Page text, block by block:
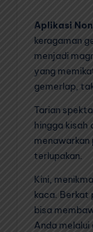
Aplikasi
keragaman
menjadi
yang
gemerlap,
Tarian
hingga kisah
menawarkan
terlupakan.
Kini,
kaca. Berkat
bisa
Anda melalui